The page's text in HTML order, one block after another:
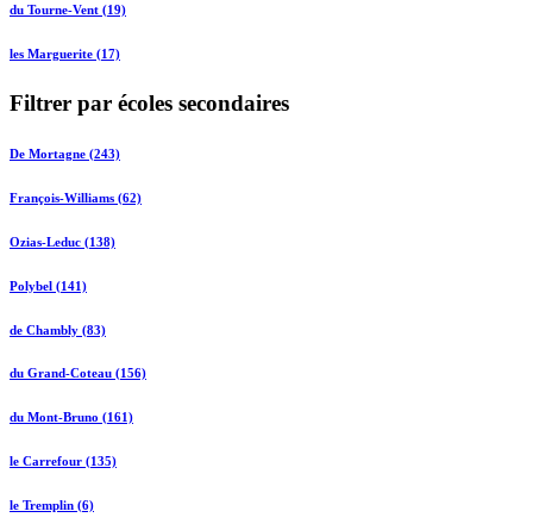
du Tourne-Vent (19)
les Marguerite (17)
Filtrer par écoles secondaires
De Mortagne (243)
François-Williams (62)
Ozias-Leduc (138)
Polybel (141)
de Chambly (83)
du Grand-Coteau (156)
du Mont-Bruno (161)
le Carrefour (135)
le Tremplin (6)